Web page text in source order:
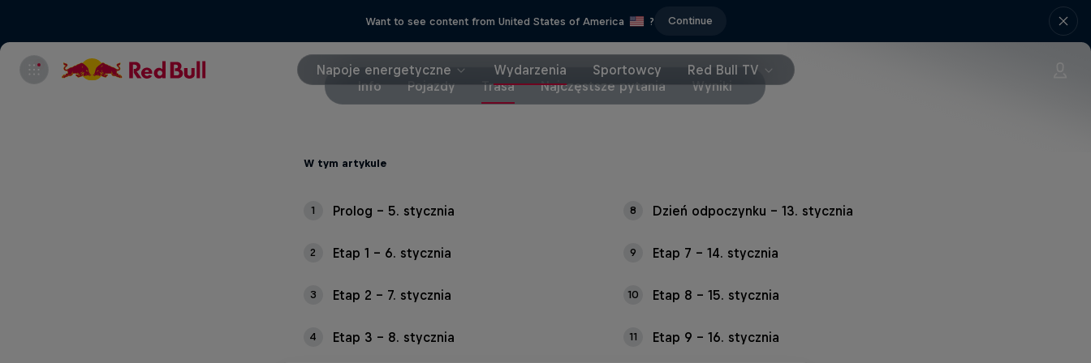
Want to see content from United States of America ? Continue
Napoje energetyczne Wydarzenia Sportowcy
Red Bull TV
Info
Pojazdy Trasa Najczęstsze pytania Wyniki
W tym artykule
1 Prolog – 5. stycznia
2 Etap 1 – 6. stycznia
3 Etap 2 – 7. stycznia
4 Etap 3 – 8. stycznia
8 Dzień odpoczynku – 13. stycznia
9 Etap 7 – 14. stycznia
10 Etap 8 – 15. stycznia
11 Etap 9 – 16. stycznia